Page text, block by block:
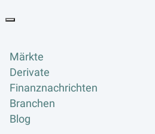
Märkte
Derivate
Finanznachrichten
Branchen
Blog